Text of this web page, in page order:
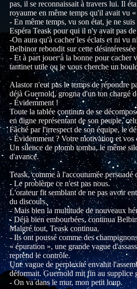
pas, il se reconnaissait à travers lui. Il
royaume en même temps qu'il avait vu
- En même temps, vu son état, je ne
Espéra Teask pour qui il n'y avait pas
-On aura qu'à cacher les éclats et ni vu
Belbinor rebondit sur cette
- Et à part jouer à la bonne pour cacher
tantinet utile ou je vous cherche un
Alastor n'eut pas le temps de répondre
déjà Guernold, grogna d'un ton chargé
- Évidemment !
Toute la tablée continua de se
en digne représentant de son peuple,
Fâché par l'irrespect de son équipe, le
- Évidemment ? Votre motivation et vos
Un silence de plomb tomba, le même
d'avance.
Teask, comme à l'accoutumée
- Le problème ce n'est pas nous.
L'orateur fit semblant de ne pas avoir
du discours.
- Mais bien la multitude de nouveaux
- Déjà bien embourbées, continua
Malgré tout, Teask continua.
- Ils ont poussé comme des
« épuration », une grande vague
reprend le contrôle.
Une vague de perplexité envahit
déformait. Guernold mit fin au supplice
- On va dans le mur, mon petit loup.